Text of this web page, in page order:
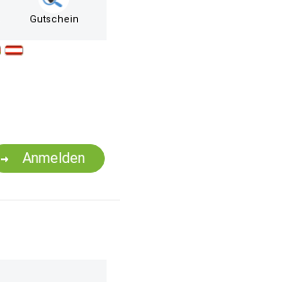
Gutschein
Anmelden